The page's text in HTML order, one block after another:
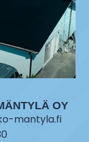
OY
mantyla.fi